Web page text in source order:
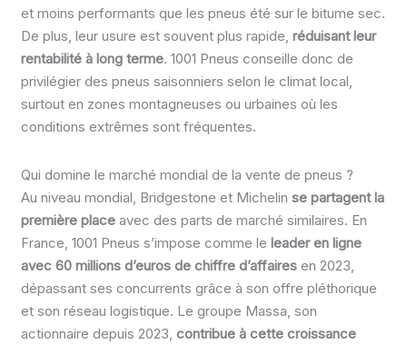
et moins performants que les pneus été sur le bitume sec.
De plus, leur usure est souvent plus rapide,réduisant leur
rentabilité à long terme. 1001 Pneus conseille donc de
privilégier des pneus saisonniers selon le climat local,
surtout en zones montagneuses ou urbaines où les
conditions extrêmes sont fréquentes.
Qui domine le marché mondial de la vente de pneus ?
Au niveau mondial, Bridgestone et Michelinse partagent la
première place avec des parts de marché similaires. En
France, 1001 Pneus s’impose comme leleader en ligne
avec 60 millions d’euros de chiffre d’affaires en 2023,
dépassant ses concurrents grâce à son offre pléthorique
et son réseau logistique. Le groupe Massa, son
actionnaire depuis 2023,contribue à cette croissance